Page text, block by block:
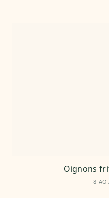
Oignons
8